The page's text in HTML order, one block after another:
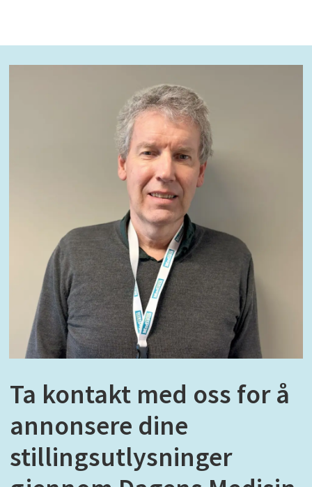
Ta kontakt med oss for å
annonsere dine
stillingsutlysninger